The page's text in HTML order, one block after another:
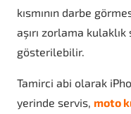
kısmının darbe
aşırı zorlama
gösterilebilir.
Tamirci abi olarak
yerinde servis, moto